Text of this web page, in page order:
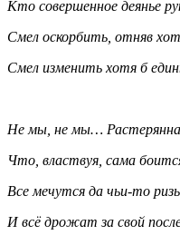
Кто совершенное деянье
Смел оскорбить, отняв
Смел изменить хотя б
Не мы, не мы…
Что, властвуя, сама
Все мечутся да чьи-то
И всё дрожат за свой